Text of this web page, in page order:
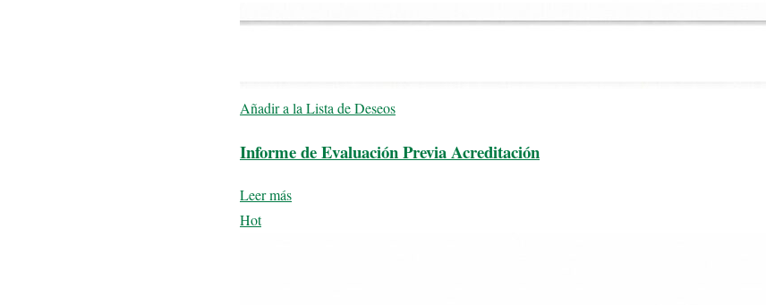
Añadir a la Lista de Deseos
Informe de Evaluación Previa Acreditación
Leer más
Hot